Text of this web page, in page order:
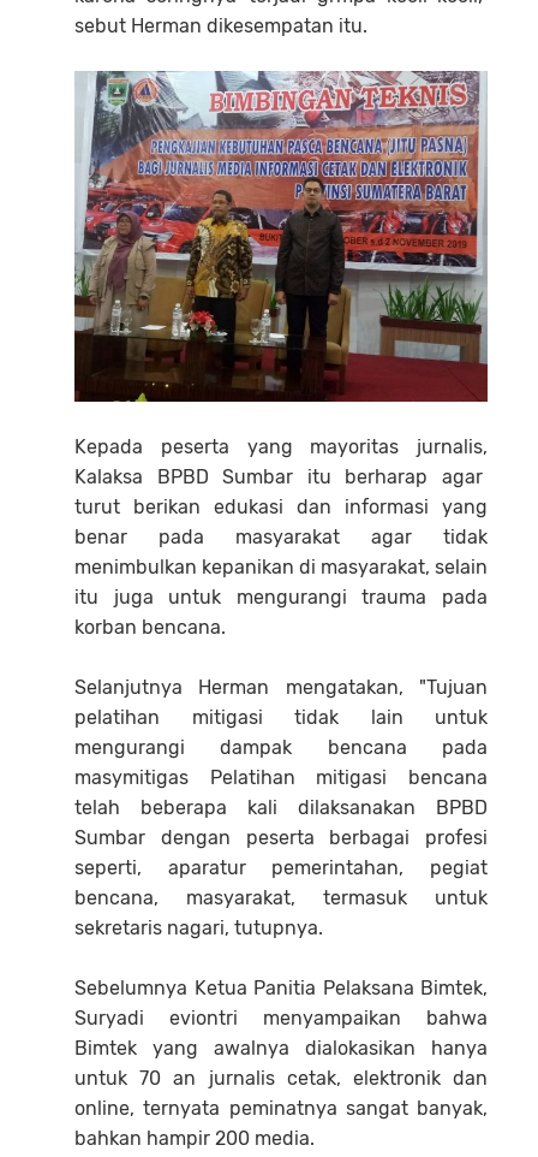
sebut Herman dikesempatan itu.
Kepada peserta yang mayoritas jurnalis,
Kalaksa BPBD Sumbar itu berharap agar
turut berikan edukasi dan informasi yang
benar pada masyarakat agar tidak
menimbulkan kepanikan di masyarakat, selain
itu juga untuk mengurangi trauma pada
korban bencana.
Selanjutnya Herman mengatakan, "Tujuan
pelatihan mitigasi tidak lain untuk
mengurangi dampak bencana pada
masymitigas Pelatihan mitigasi bencana
telah beberapa kali dilaksanakan BPBD
Sumbar dengan peserta berbagai profesi
seperti, aparatur pemerintahan, pegiat
bencana, masyarakat, termasuk untuk
sekretaris nagari, tutupnya.
Sebelumnya Ketua Panitia Pelaksana Bimtek,
Suryadi eviontri menyampaikan bahwa
Bimtek yang awalnya dialokasikan hanya
untuk 70 an jurnalis cetak, elektronik dan
online, ternyata peminatnya sangat banyak,
bahkan hampir 200 media.